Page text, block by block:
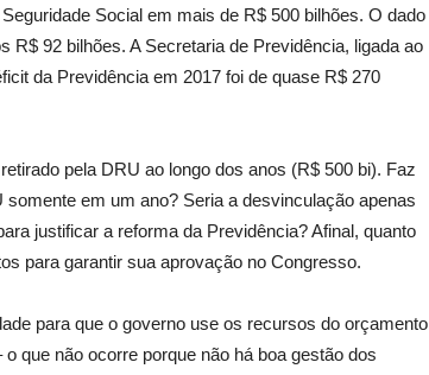
Social em mais de R$ 500 bilhões. O dado
R$ 92 bilhões. A Secretaria de Previdência, ligada ao
da Previdência em 2017 foi de quase R$ 270
pela DRU ao longo dos anos (R$ 500 bi). Faz
em um ano? Seria a desvinculação apenas
justificar a reforma da Previdência? Afinal, quanto
para garantir sua aprovação no Congresso.
para que o governo use os recursos do orçamento
que não ocorre porque não há boa gestão dos